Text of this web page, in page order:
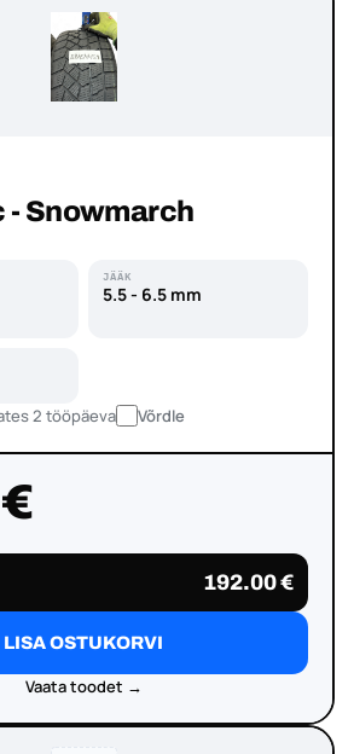
- Snowmarch
JÄÄK
5.5 - 6.5 mm
2 tööpäeva Võrdle
192.00 €
LISA OSTUKORVI
Vaata toodet →